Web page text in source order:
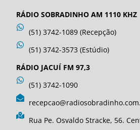
RÁDIO SOBRADINHO AM 1110 KHZ
(51) 3742-1089 (Recepção)
(51) 3742-3573 (Estúdio)
RÁDIO JACUÍ FM 97,3
(51) 3742-1090
Rua Pe. Osvaldo Stracke, 56.